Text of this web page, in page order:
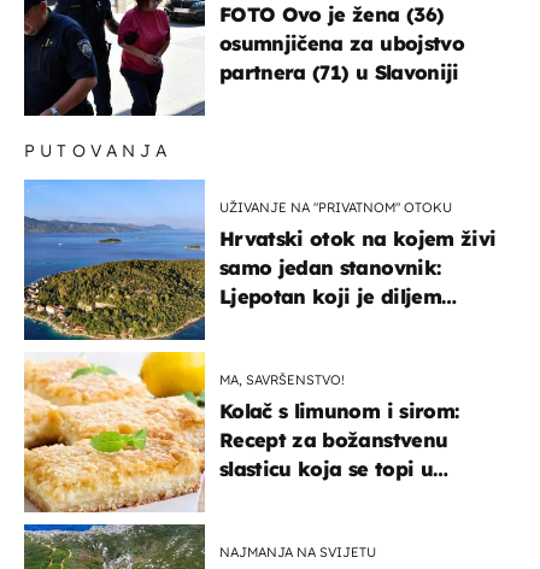
FOTO Ovo je žena (36)
osumnjičena za ubojstvo
partnera (71) u Slavoniji
PUTOVANJA
UŽIVANJE NA "PRIVATNOM" OTOKU
Hrvatski otok na kojem živi
samo jedan stanovnik:
Ljepotan koji je diljem
MA, SAVRŠENSTVO!
Kolač s limunom i sirom:
Recept za božanstvenu
slasticu koja se topi u
NAJMANJA NA SVIJETU